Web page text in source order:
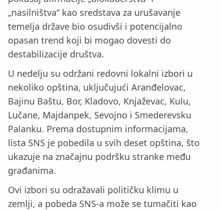
„nasilništva“ kao sredstava za urušavanje
temelja države bio osudivši i potencijalno
opasan trend koji bi mogao dovesti do
destabilizacije društva.
U nedelju su održani redovni lokalni izbori u
nekoliko opština, uključujući Aranđelovac,
Bajinu Baštu, Bor, Kladovo, Knjaževac, Kulu,
Lučane, Majdanpek, Sevojno i Smederevsku
Palanku. Prema dostupnim informacijama,
lista SNS je pobedila u svih deset opština, što
ukazuje na značajnu podršku stranke među
građanima.
Ovi izbori su odražavali političku klimu u
zemlji, a pobeda SNS-a može se tumačiti kao